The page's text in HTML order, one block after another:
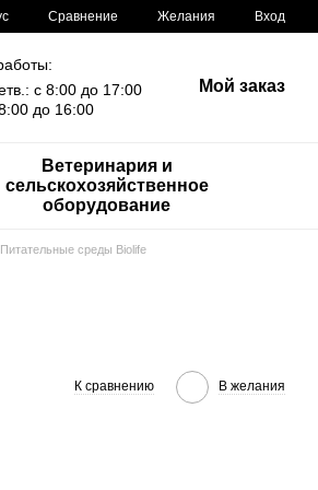
Сравнение Желания Вход
с 8:00 до 17:00
до 16:00
Мой заказ
Ветеринария и
сельскохозяйственное
оборудование
Питательные среды Biolife
К сравнению В желания